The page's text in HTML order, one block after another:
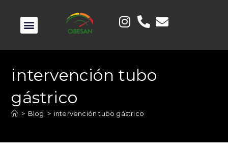
intervención tubo
gástrico
> Blog > intervención tubo gástrico